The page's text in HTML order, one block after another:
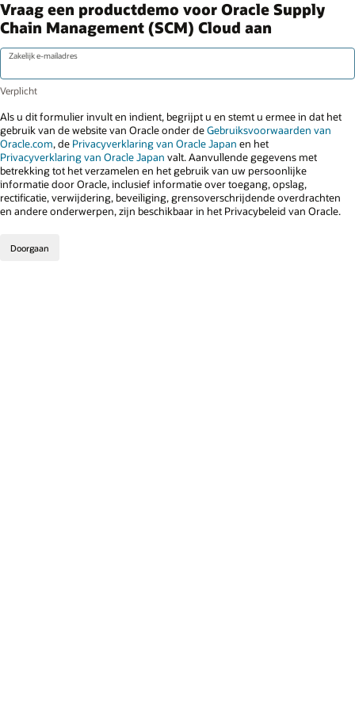
Vraag een productdemo voor Oracle Supply
Chain Management (SCM) Cloud aan
Zakelijk e-mailadres
Als u dit formulier invult en indient, begrijpt u en stemt u ermee in dat het
gebruik van de website van Oracle onder deGebruiksvoorwaarden van
Oracle.com, de Privacyverklaring van Oracle Japan en het
Privacyverklaring van Oracle Japan valt. Aanvullende gegevens met
betrekking tot het verzamelen en het gebruik van uw persoonlijke
informatie door Oracle, inclusief informatie over toegang, opslag,
rectificatie, verwijdering, beveiliging, grensoverschrijdende overdrachten
en andere onderwerpen, zijn beschikbaar in het Privacybeleid van Oracle.
Doorgaan